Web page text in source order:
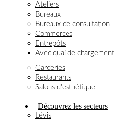
Ateliers
Bureaux
Bureaux de consultation
Commerces
Entrepôts
Avec quai de chargement
Garderies
Restaurants
Salons d’esthétique
Découvrez les secteurs
Lévis